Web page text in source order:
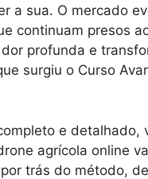
a sua. O mercado
continuam presos
profunda e
surgiu o Curso
e detalhado,
agrícola online
trás do método,